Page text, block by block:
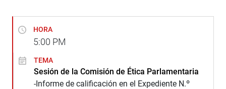
HORA
5:00 PM
TEMA
Sesión de la Comisión de Ética Parlamentaria
-Informe de calificación en el Expediente N.º